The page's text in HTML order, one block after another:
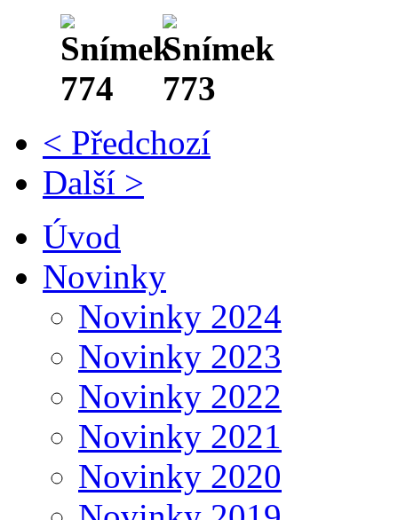
< Předchozí
Další >
Úvod
Novinky
Novinky 2024
Novinky 2023
Novinky 2022
Novinky 2021
Novinky 2020